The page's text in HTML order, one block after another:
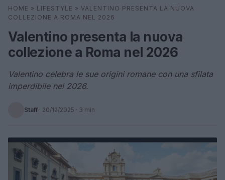
Cerca ⌕
HOME » LIFESTYLE » VALENTINO PRESENTA LA NUOVA
COLLEZIONE A ROMA NEL 2026
Valentino presenta la nuova
collezione a Roma nel 2026
Valentino celebra le sue origini romane con una sfilata
imperdibile nel 2026.
Staff · 20/12/2025 · 3 min